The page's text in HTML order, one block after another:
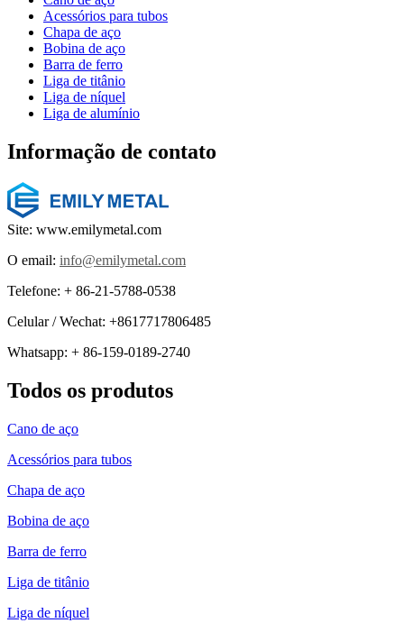
Acessórios para tubos
Chapa de aço
Bobina de aço
Barra de ferro
Liga de titânio
Liga de níquel
Liga de alumínio
Informação de contato
Site: www.emilymetal.com
O email: info@emilymetal.com
Telefone: + 86-21-5788-0538
Celular / Wechat: +8617717806485
Whatsapp: + 86-159-0189-2740
Todos os produtos
Cano de aço
Acessórios para tubos
Chapa de aço
Bobina de aço
Barra de ferro
Liga de titânio
Liga de níquel